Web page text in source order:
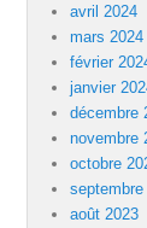
avril 2024
mars 2024
février
janvier
décembre
novembre
octobre
septembre
août 2023